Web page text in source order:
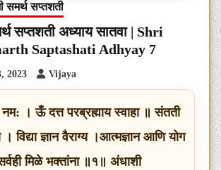
समर्थ सप्तशती
सप्तशती अध्याय सातवा | Shri
Saptashati Adhyay 7
2023 Vijaya
। ऊँ दत्त परब्रह्माय स्वाहा ॥ संतती
विद्या ज्ञान वैराग्य ।आत्मज्ञान आणि योग
मिळे भक्तांना ॥१॥ अंधाशी